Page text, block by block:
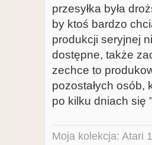
przesyłka była
by ktoś bardzo
produkcji seryjnej
dostępne, także
zechce to
pozostałych osób,
po kilku dniach się
Moja kolekcja: Atari